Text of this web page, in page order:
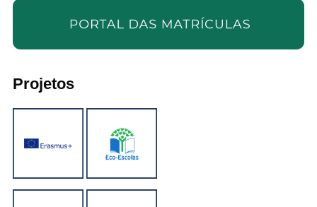
Projetos